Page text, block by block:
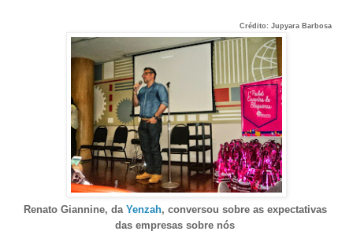
Crédito: Jupyara Barbosa
Renato Giannine, da Yenzah, conversou sobre as expectativas
das empresas sobre nós